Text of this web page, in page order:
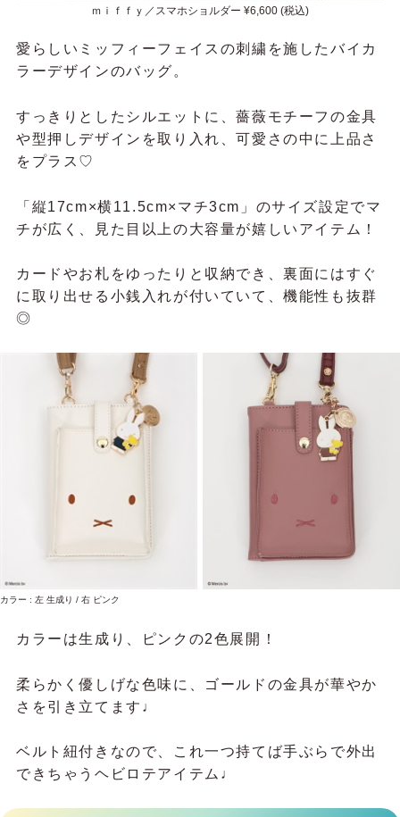
ｍｉｆｆｙ／スマホショルダー ¥6,600 (税込)
愛らしいミッフィーフェイスの刺繍を施したバイカ
ラーデザインのバッグ。
すっきりとしたシルエットに、薔薇モチーフの金具
や型押しデザインを取り入れ、可愛さの中に上品さ
をプラス♡
「縦17cm×横11.5cm×マチ3cm」のサイズ設定でマ
チが広く、見た目以上の大容量が嬉しいアイテム！
カードやお札をゆったりと収納でき、裏面にはすぐ
に取り出せる小銭入れが付いていて、機能性も抜群
◎
カラー : 左 生成り / 右 ピンク
カラーは生成り、ピンクの2色展開！
柔らかく優しげな色味に、ゴールドの金具が華やか
さを引き立てます♩
ベルト紐付きなので、これ一つ持てば手ぶらで外出
できちゃうヘビロテアイテム♩